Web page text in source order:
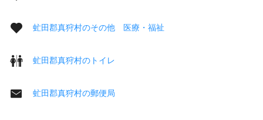
虻田郡真狩村のその他 医療・福祉
虻田郡真狩村のトイレ
虻田郡真狩村の郵便局